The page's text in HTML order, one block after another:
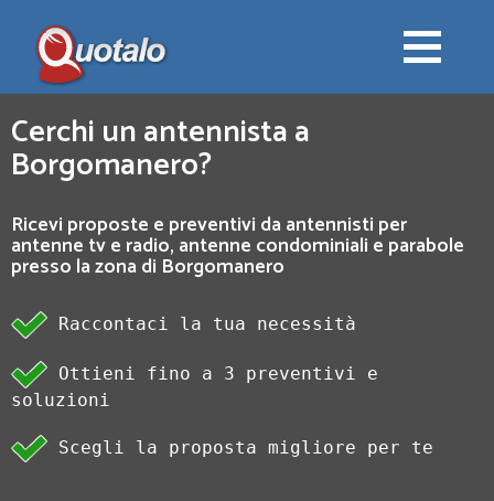
Cerchi un antennista a
Borgomanero?
Ricevi proposte e preventivi da antennisti per
antenne tv e radio, antenne condominiali e parabole
presso la zona di Borgomanero
Raccontaci la tua necessità
Ottieni fino a 3 preventivi e
soluzioni
Scegli la proposta migliore per te